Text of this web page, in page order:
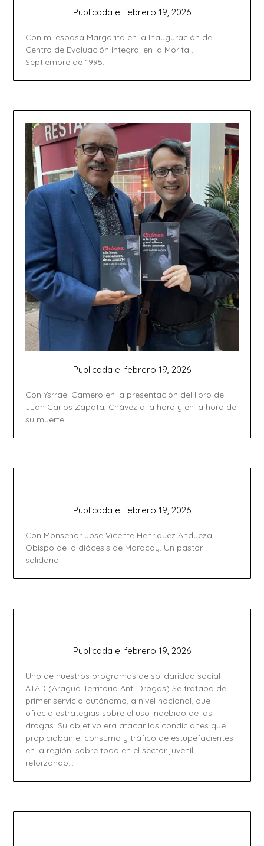
Publicada el febrero 19, 2026
Con mi esposa Margarita en la Inauguración del
Centro de Evaluación Integral en la Morita .
Septiembre de 1995.
Publicada el febrero 19, 2026
Con Ysrrael Camero en la presentación del libro de
Juan Carlos Zapata, Chávez a la hora y en la hora de
su muerte!
Publicada el febrero 19, 2026
Con Monseñor Jose Vicente Henriquez Andueza,
Obispo de la diócesis de Maracay. Un pastor
solidario.
Publicada el febrero 19, 2026
Uno de nuestros programas de solidaridad social
ATAD (Aragua Territorio Anti Drogas) Se trataba del
primer servicio autónomo, a nivel nacional, que
ofrecía estrategias sobre el uso indebido de las
drogas. Su objetivo era atacar las condiciones que
propiciaban el consumo y tráfico de estupefacientes
en la región, sobre todo en el sector juvenil,
reforzando…